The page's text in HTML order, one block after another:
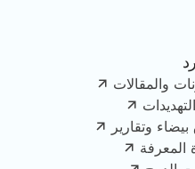
والمقالات
بيضاء وتقارير
المعرفة